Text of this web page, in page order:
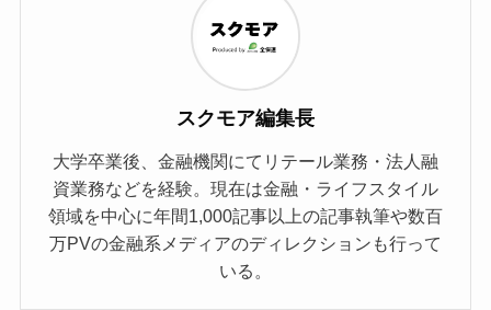
スクモア編集長
大学卒業後、金融機関にてリテール業務・法人融
資業務などを経験。現在は金融・ライフスタイル
領域を中心に年間1,000記事以上の記事執筆や数百
万PVの金融系メディアのディレクションも行って
いる。